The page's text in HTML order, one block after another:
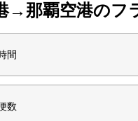
→那覇空港のフ
間
数